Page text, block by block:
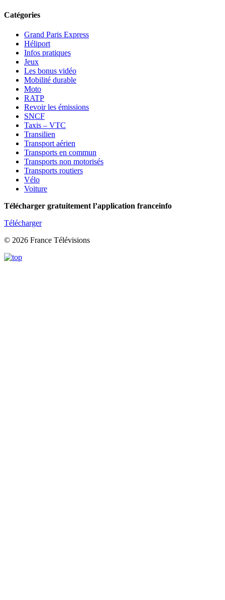
Catégories
Grand Paris Express
Héliport
Infos pratiques
Jeux
Les bonus vidéo
Mobilité durable
Moto
RATP
Revoir les émissions
SNCF
Taxis – VTC
Transilien
Transport aérien
Transports en commun
Transports non motorisés
Transports routiers
Vélo
Voiture
Télécharger gratuitement l’application franceinfo
Télécharger
© 2026 France Télévisions